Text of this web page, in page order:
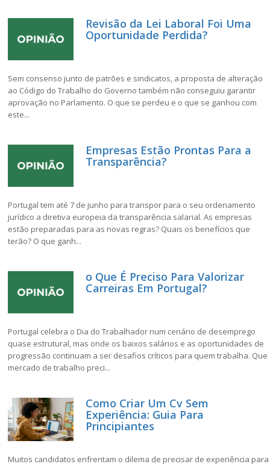
Revisão da Lei Laboral Foi Uma
Oportunidade Perdida?
Sem consenso junto de patrões e sindicatos, a proposta de alteração
ao Código do Trabalho do Governo também não conseguiu garantir
aprovação no Parlamento. O que se perdeu e o que se ganhou com
este...
Empresas Estão Prontas Para a
Transparência?
Portugal tem até 7 de junho para transpor para o seu ordenamento
jurídico a diretiva europeia da transparência salarial. As empresas
estão preparadas para as novas regras? Quais os benefícios que
terão? O que ganh...
o Que É Preciso Para Valorizar
Carreiras Em Portugal?
Portugal celebra o Dia do Trabalhador num cenário de desemprego
quase estrutural, mas onde os baixos salários e as oportunidades de
progressão continuam a ser desafios críticos para quem trabalha. Que
mercado de trabalho preci...
Como Criar Um Cv Sem
Experiência: Guia Para
Principiantes
Muitos candidatos enfrentam o dilema de precisar de experiência para